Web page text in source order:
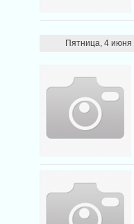
Пятница, 4 июня